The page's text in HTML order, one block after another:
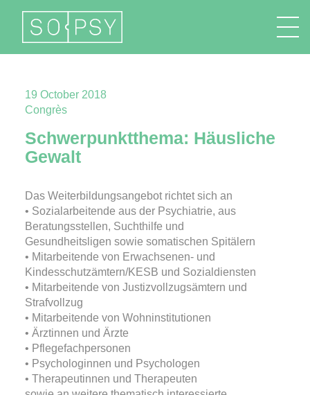
FR EN IT
19 October 2018
Congrès
Schwerpunktthema: Häusliche
Gewalt
Das Weiterbildungsangebot richtet sich an
• Sozialarbeitende aus der Psychiatrie, aus
Beratungsstellen, Suchthilfe und
Gesundheitsligen sowie somatischen Spitälern
• Mitarbeitende von Erwachsenen- und
Kindesschutzämtern/KESB und Sozialdiensten
• Mitarbeitende von Justizvollzugsämtern und
Strafvollzug
• Mitarbeitende von Wohninstitutionen
• Ärztinnen und Ärzte
• Pflegefachpersonen
• Psychologinnen und Psychologen
• Therapeutinnen und Therapeuten